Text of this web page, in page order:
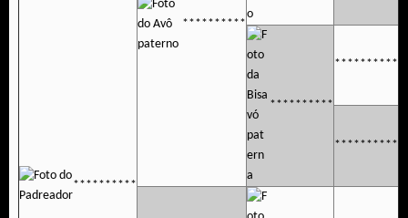
**********
**********
**********
**********
**********